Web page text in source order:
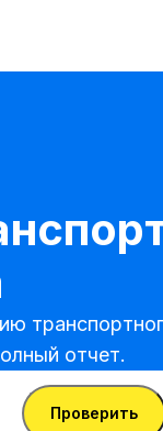
отчет.
Проверить